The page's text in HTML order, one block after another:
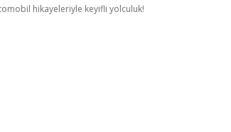
hikayeleriyle keyifli yolculuk!